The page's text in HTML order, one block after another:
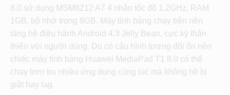
8.0 sử dụng MSM8212 A7 4 nhân tốc độ 1.2GHz, RAM
1GB, bộ nhớ trong 8GB. Máy tính bảng chạy trên nền
tảng hệ điều hành Android 4.3 Jelly Bean, cực kỳ thân
thiện với người dùng. Do có cấu hình tương đối ổn nên
chiếc máy tính bảng Huawei MediaPad T1 8.0 có thể
chạy trơn tru nhiều ứng dụng cùng lúc mà không hề bị
giật hay lag.